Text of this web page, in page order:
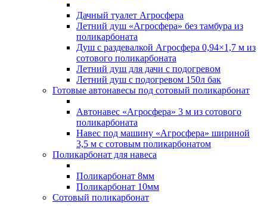
Дачный туалет Агросфера
Летний душ «Агросфера» без тамбура из
поликарбоната
Душ с раздевалкой Агросфера 0,94×1,7 м из
сотового поликарбоната
Летний душ для дачи с подогревом
Летний душ с подогревом 150л бак
Готовые автонавесы под сотовый поликарбонат
Автонавес «Агросфера» 3 м из сотового
поликарбоната
Навес под машину «Агросфера» шириной
3,5 м с сотовым поликарбонатом
Поликарбонат для навеса
Поликарбонат 8мм
Поликарбонат 10мм
Сотовый поликарбонат